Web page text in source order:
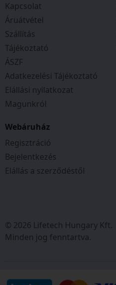
Kapcsolat
Áruátvétel
Szállítás
Tájékoztató
ÁSZF
Adatkezelési Tájékoztató
Elállási nyilatkozat
Magunkról
Webáruház
Regisztráció
Bejelentkezés
Elállás a szerződéstől
© 2026 Lifetech Hungary Kft.
Minden jog fenntartva.